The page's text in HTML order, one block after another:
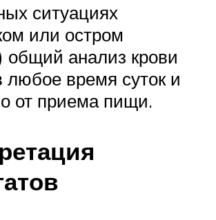
ситуациях
или остром
общий анализ крови
любое время суток и
от приема пищи.